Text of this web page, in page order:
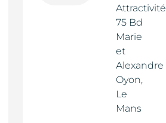
Attractivité
75 Bd
Marie
et
Alexandre
Oyon,
Le
Mans